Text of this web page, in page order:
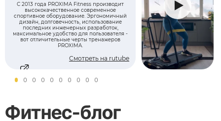
С 2013 года PROXIMA Fitness производит
высококачественное современное
спортивное оборудование. Эргономичный
дизайн, долговечность, использование
последних инженерных разработок,
максимальное удобство для пользователя -
вот отличительные черты тренажеров
PROXIMA.
Смотреть на rutube
Фитнес-блог